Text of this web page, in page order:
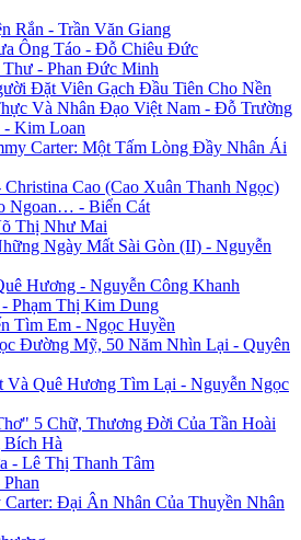
Rắn - Trần Văn Giang
Ông Táo - Đỗ Chiêu Đức
- Phan Đức Minh
Đặt Viên Gạch Đầu Tiên Cho Nền
Và Nhân Đạo Việt Nam - Đỗ Trường
Kim Loan
Carter: Một Tấm Lòng Đầy Nhân Ái
Cao (Cao Xuân Thanh Ngọc)
Ngoan… - Biển Cát
Thị Như Mai
Ngày Mất Sài Gòn (II) - Nguyễn
Hương - Nguyễn Công Khanh
Phạm Thị Kim Dung
Tìm Em - Ngọc Huyền
Đường Mỹ, 50 Năm Nhìn Lại - Quyên
Và Quê Hương Tìm Lại - Nguyễn Ngọc
5 Chữ, Thương Đời Của Tần Hoài
Hà
- Lê Thị Thanh Tâm
Đại Ân Nhân Của Thuyền Nhân